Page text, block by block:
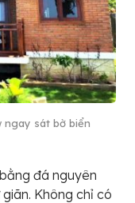
ngay sát bờ biển
đá nguyên
Không chỉ có